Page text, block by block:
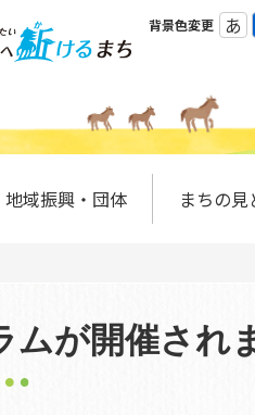
背景色変更 あ
地域振興・団体 まちの見
が開催され